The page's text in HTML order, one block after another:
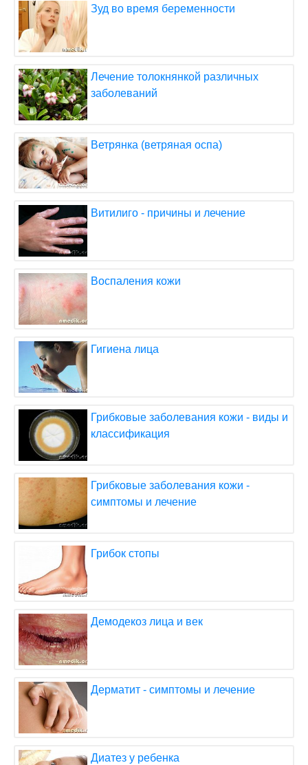
Зуд во время беременности
Лечение толокнянкой различных
заболеваний
Ветрянка (ветряная оспа)
Витилиго - причины и лечение
Воспаления кожи
Гигиена лица
Грибковые заболевания кожи - виды и
классификация
Грибковые заболевания кожи -
симптомы и лечение
Грибок стопы
Демодекоз лица и век
Дерматит - симптомы и лечение
Диатез у ребенка